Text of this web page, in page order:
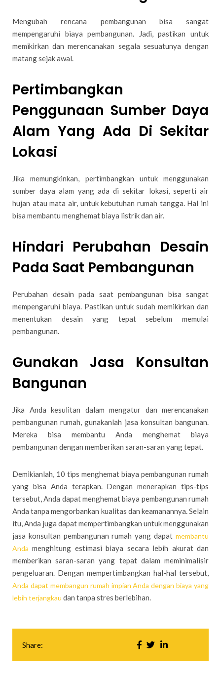
Mengubah rencana pembangunan bisa sangat
mempengaruhi biaya pembangunan. Jadi, pastikan untuk
memikirkan dan merencanakan segala sesuatunya dengan
matang sejak awal.
Pertimbangkan
Penggunaan Sumber Daya
Alam Yang Ada Di Sekitar
Lokasi
Jika memungkinkan, pertimbangkan untuk menggunakan
sumber daya alam yang ada di sekitar lokasi, seperti air
hujan atau mata air, untuk kebutuhan rumah tangga. Hal ini
bisa membantu menghemat biaya listrik dan air.
Hindari Perubahan Desain
Pada Saat Pembangunan
Perubahan desain pada saat pembangunan bisa sangat
mempengaruhi biaya. Pastikan untuk sudah memikirkan dan
menentukan desain yang tepat sebelum memulai
pembangunan.
Gunakan Jasa Konsultan
Bangunan
Jika Anda kesulitan dalam mengatur dan merencanakan
pembangunan rumah, gunakanlah jasa konsultan bangunan.
Mereka bisa membantu Anda menghemat biaya
pembangunan dengan memberikan saran-saran yang tepat.
Demikianlah, 10 tips menghemat biaya pembangunan rumah
yang bisa Anda terapkan. Dengan menerapkan tips-tips
tersebut, Anda dapat menghemat biaya pembangunan rumah
Anda tanpa mengorbankan kualitas dan keamanannya. Selain
itu, Anda juga dapat mempertimbangkan untuk menggunakan
jasa konsultan pembangunan rumah yang dapat membantu
Anda menghitung estimasi biaya secara lebih akurat dan
memberikan saran-saran yang tepat dalam meminimalisir
pengeluaran. Dengan mempertimbangkan hal-hal tersebut,
Anda dapat membangun rumah impian Anda dengan biaya yang
lebih terjangkau dan tanpa stres berlebihan.
Share: